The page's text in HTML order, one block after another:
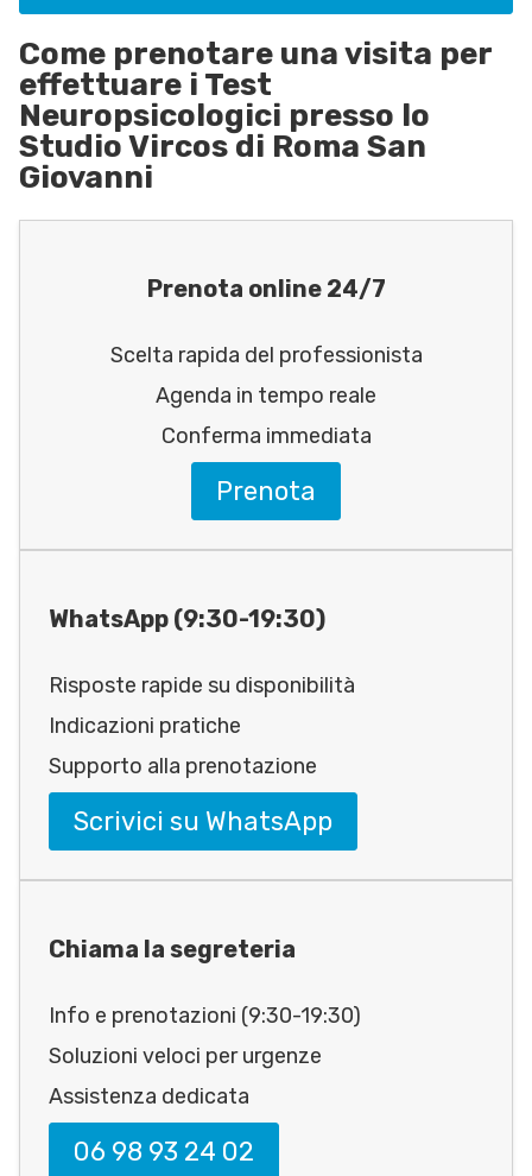
Come prenotare una visita per
effettuare i Test
Neuropsicologici presso lo
Studio Vircos di Roma San
Giovanni
Prenota online 24/7
Scelta rapida del professionista
Agenda in tempo reale
Conferma immediata
Prenota
WhatsApp (9:30-19:30)
Risposte rapide su disponibilità
Indicazioni pratiche
Supporto alla prenotazione
Scrivici su WhatsApp
Chiama la segreteria
Info e prenotazioni (9:30-19:30)
Soluzioni veloci per urgenze
Assistenza dedicata
06 98 93 24 02